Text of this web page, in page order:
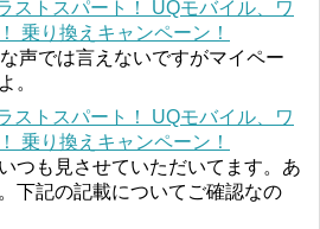
ストスパート！ UQモバイル、ワ
乗り換えキャンペーン！
声では言えないですがマイペー
。
ストスパート！ UQモバイル、ワ
乗り換えキャンペーン！
つも見させていただいてます。あ
下記の記載についてご確認なの